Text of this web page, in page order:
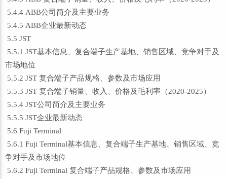
5.4.4 ABB公司简介及主要业务
5.4.5 ABB企业最新动态
5.5 JST
5.5.1 JST基本信息、复合端子生产基地、销售区域、竞争对手及
市场地位
5.5.2 JST 复合端子产品规格、参数及市场应用
5.5.3 JST 复合端子销量、收入、价格及毛利率（2020-2025）
5.5.4 JST公司简介及主要业务
5.5.5 JST企业最新动态
5.6 Fuji Terminal
5.6.1 Fuji Terminal基本信息、复合端子生产基地、销售区域、竞
争对手及市场地位
5.6.2 Fuji Terminal 复合端子产品规格、参数及市场应用